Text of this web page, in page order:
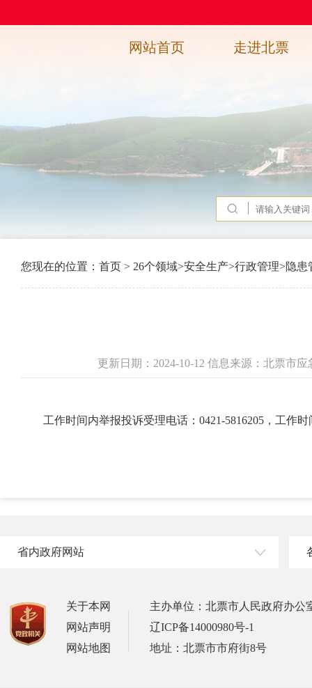
网站首页 走进北票
您现在的位置： 首页 > 26个领域>安全生产>行政管理>隐患
更新日期：2024-10-12 信息来源：北票市
工作时间内举报投诉受理电话：0421-5816205，工作
省内政府网站
关于本网
网站声明
网站地图
主办单位：北票市人民政府办公
辽ICP备14000980号-1
地址：北票市市府街8号